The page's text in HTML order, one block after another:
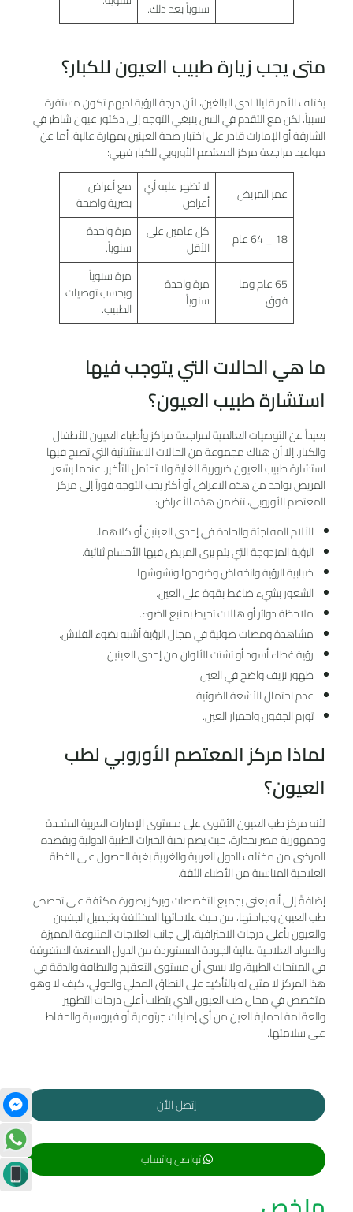
سنوياً بعد ذلك.
متى يجب زيارة طبيب العيون للكبار؟
يختلف الأمر قليلاً لدى البالغين، لأن درجة الرؤية لديهم تكون مستقرة
نسبياً، لكن مع التقدم في السن ينبغي التوجه إلى دكتور عیون شاطر في
الشارقة أو الإمارات قادر على اختبار صحة العينين بمهارة عالية، أما عن
مواعيد مراجعة مركز المعتصم الأوروبي للكبار فهي:
عمر المريض
لا تظهر عليه أي
أعراض
مع أعراض
بصرية واضحة
18 _ 64 عام
كل عامين على
الأقل
مرة واحدة
سنوياً.
65 عام وما
فوق
مرة واحدة
سنوياً
مرة سنوياً
وبحسب توصيات
الطبيب.
ما هي الحالات التي يتوجب فيها
استشارة طبيب العيون؟
بعيداً عن التوصيات العالمية لمراجعة مراكز وأطباء العيون للأطفال
والكبار. إلا أن هناك مجموعة من الحالات الاستثنائية التي تصبح فيها
استشارة طبيب العيون ضرورية للغاية ولا تحتمل التأخير. عندما يشعر
المريض بواحد من هذه الاعراض أو أكثر يجب التوجه فوراً إلى مركز
المعتصم الأوروبي، تتضمن هذه الأعراض:
الآلام المفاجئة والحادة في إحدى العينين أو كلاهما.
الرؤية المزدوجة التي يتم يرى المريض فيها الأجسام ثنائية.
ضبابية الرؤية وانخفاض وضوحها وتشوشها.
الشعور بشيء ضاغط بقوة على العين.
ملاحظة دوائر أو هالات تحيط بمنبع الضوء.
مشاهدة ومضات ضوئية في مجال الرؤية أشبه بضوء الفلاش.
رؤية غطاء أسود أو تشتت الألوان من إحدى العينين.
ظهور نزيف واضح في العين.
عدم احتمال الأشعة الضوئية.
تورم الجفون واحمرار العين.
لماذا مركز المعتصم الأوروبي لطب
العيون؟
لأنه مركز طب العيون الأقوى على مستوى الإمارات العربية المتحدة
وجمهورية مصر بجدارة، حيث يضم نخبة الخبرات الطبية الدولية ويقصده
المرضى من مختلف الدول العربية والغربية بغية الحصول على الخطة
العلاجية المناسبة من الأطباء الثقة.
إضافةً إلى أنه يعنى بجميع التخصصات ويركز بصورة مكثفة على تخصص
طب العيون وجراحتها، من حيث علاجاتها المختلفة وتجميل الجفون
والعيون بأعلى درجات الاحترافية، إلى جانب العلاجات المتنوعة المميزة
والمواد العلاجية عالية الجودة المستوردة من الدول المصنعة المتفوقة
في المنتجات الطبية، ولا ننسى أن مستوى التعقيم والنظافة والدقة في
هذا المركز لا مثيل له بالتأكيد على النطاق المحلي والدولي، كيف لا وهو
متخصص في مجال طب العيون الذي يتطلب أعلى درجات التطهير
والعقامة لحماية العين من أي إصابات جرثومية أو فيروسية والحفاظ
على سلامتها.
إتصل الأن
تواصل واتساب